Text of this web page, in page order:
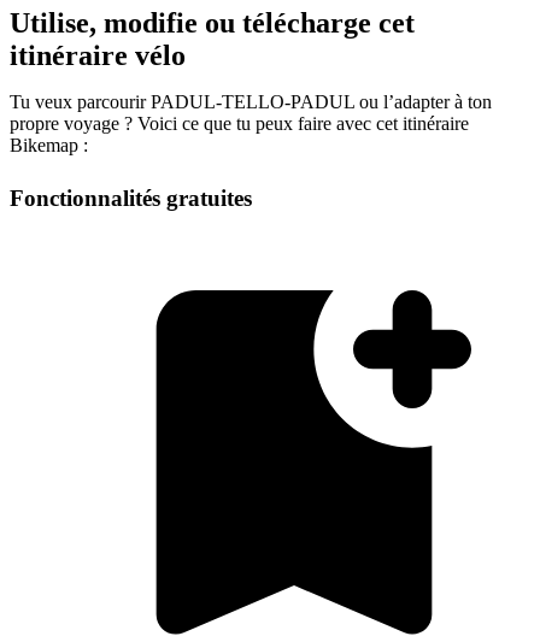
Utilise, modifie ou télécharge cet
itinéraire vélo
Tu veux parcourir PADUL-TELLO-PADUL ou l’adapter à ton
propre voyage ? Voici ce que tu peux faire avec cet itinéraire
Bikemap :
Fonctionnalités gratuites